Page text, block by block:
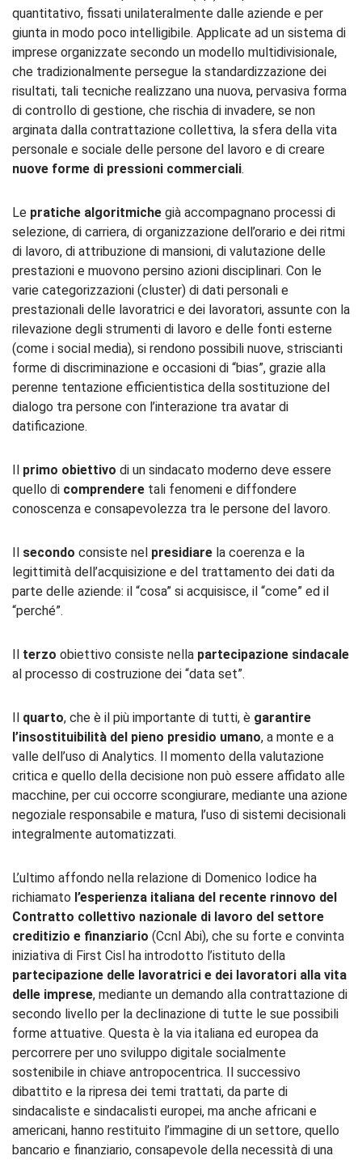
quantitativo, fissati unilateralmente dalle aziende e per
giunta in modo poco intelligibile. Applicate ad un sistema di
imprese organizzate secondo un modello multidivisionale,
che tradizionalmente persegue la standardizzazione dei
risultati, tali tecniche realizzano una nuova, pervasiva forma
di controllo di gestione, che rischia di invadere, se non
arginata dalla contrattazione collettiva, la sfera della vita
personale e sociale delle persone del lavoro e di creare
nuove forme di pressioni commerciali.
Le pratiche algoritmiche già accompagnano processi di
selezione, di carriera, di organizzazione dell’orario e dei ritmi
di lavoro, di attribuzione di mansioni, di valutazione delle
prestazioni e muovono persino azioni disciplinari. Con le
varie categorizzazioni (cluster) di dati personali e
prestazionali delle lavoratrici e dei lavoratori, assunte con la
rilevazione degli strumenti di lavoro e delle fonti esterne
(come i social media), si rendono possibili nuove, striscianti
forme di discriminazione e occasioni di “bias”, grazie alla
perenne tentazione efficientistica della sostituzione del
dialogo tra persone con l’interazione tra avatar di
datificazione.
Il primo obiettivo di un sindacato moderno deve essere
quello di comprendere tali fenomeni e diffondere
conoscenza e consapevolezza tra le persone del lavoro.
Il secondo consiste nel presidiare la coerenza e la
legittimità dell’acquisizione e del trattamento dei dati da
parte delle aziende: il “cosa” si acquisisce, il “come” ed il
“perché”.
Il terzo obiettivo consiste nella partecipazione sindacale
al processo di costruzione dei “data set”.
Il quarto, che è il più importante di tutti, è garantire
l’insostituibilità del pieno presidio umano, a monte e a
valle dell’uso di Analytics. Il momento della valutazione
critica e quello della decisione non può essere affidato alle
macchine, per cui occorre scongiurare, mediante una azione
negoziale responsabile e matura, l’uso di sistemi decisionali
integralmente automatizzati.
L’ultimo affondo nella relazione di Domenico Iodice ha
richiamato l’esperienza italiana del recente rinnovo del
Contratto collettivo nazionale di lavoro del settore
creditizio e finanziario (Ccnl Abi), che su forte e convinta
iniziativa di First Cisl ha introdotto l’istituto della
partecipazione delle lavoratrici e dei lavoratori alla vita
delle imprese, mediante un demando alla contrattazione di
secondo livello per la declinazione di tutte le sue possibili
forme attuative. Questa è la via italiana ed europea da
percorrere per uno sviluppo digitale socialmente
sostenibile in chiave antropocentrica. Il successivo
dibattito e la ripresa dei temi trattati, da parte di
sindacaliste e sindacalisti europei, ma anche africani e
americani, hanno restituito l’immagine di un settore, quello
bancario e finanziario, consapevole della necessità di una